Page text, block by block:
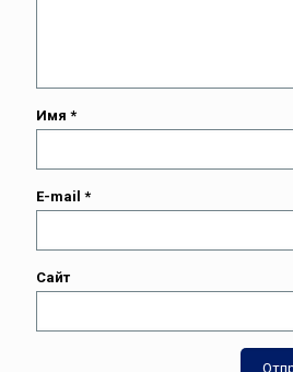
Имя *
E-mail *
Сайт